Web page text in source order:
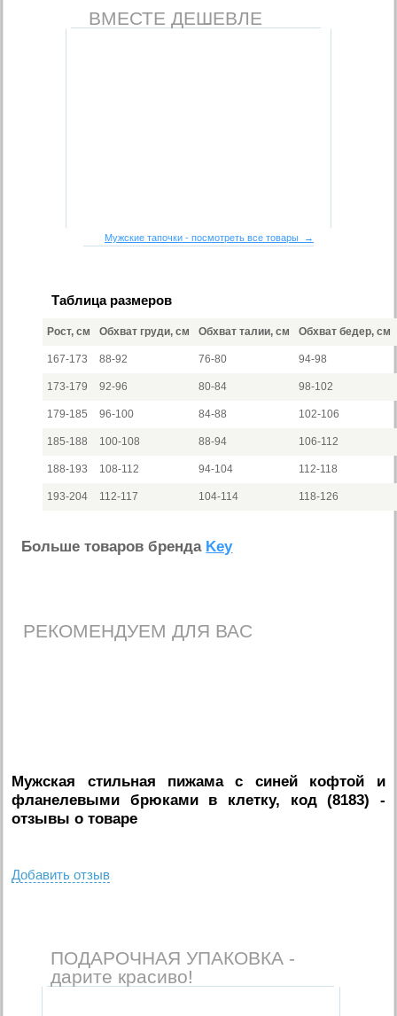
ВМЕСТЕ ДЕШЕВЛЕ
Мужские тапочки - посмотреть все товары →
Таблица размеров
Рост, см Обхват груди, см Обхват талии, см Обхват бедер, см
167-173 88-92 76-80 94-98
173-179 92-96 80-84 98-102
179-185 96-100 84-88 102-106
185-188 100-108 88-94 106-112
188-193 108-112 94-104 112-118
193-204 112-117 104-114 118-126
Больше товаров бренда Key
РЕКОМЕНДУЕМ ДЛЯ ВАС
Мужская стильная пижама с синей кофтой и
фланелевыми брюками в клетку, код (8183) -
отзывы о товаре
Добавить отзыв
ПОДАРОЧНАЯ УПАКОВКА -
дарите красиво!